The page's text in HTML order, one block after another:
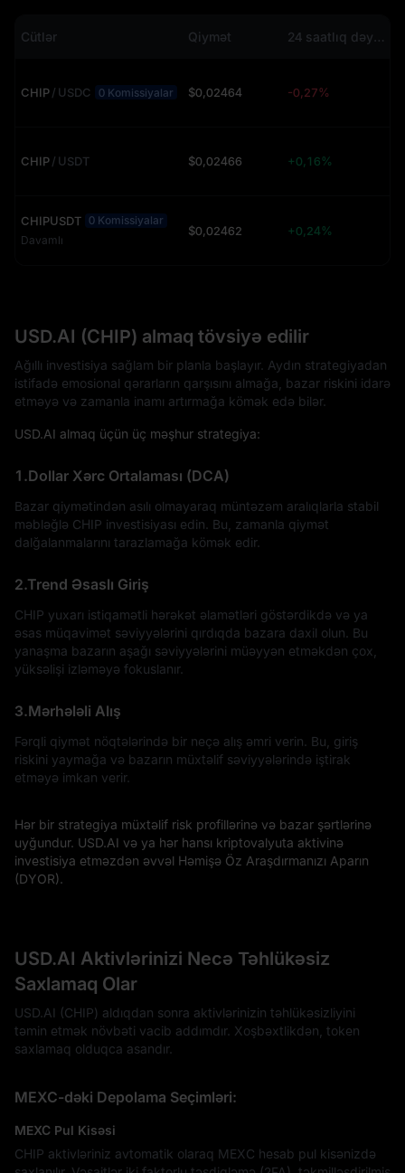
Cütlər Qiymət 24 saatlıq dəyişiklik
CHIP/ USDC 0 Komissiyalar $0,02464 -0,27%
CHIP/ USDT $0,02466 +0,16%
CHIPUSDT 0 Komissiyalar
Davamlı
$0,02462 +0,24%
USD.AI (CHIP) almaq tövsiyə edilir
Ağıllı investisiya sağlam bir planla başlayır. Aydın strategiyadan
istifadə emosional qərarların qarşısını almağa, bazar riskini idarə
etməyə və zamanla inamı artırmağa kömək edə bilər.
USD.AI almaq üçün üç məşhur strategiya:
1.Dollar Xərc Ortalaması (DCA)
Bazar qiymətindən asılı olmayaraq müntəzəm aralıqlarla stabil
məbləğlə CHIP investisiyası edin. Bu, zamanla qiymət
dalğalanmalarını tarazlamağa kömək edir.
2.Trend Əsaslı Giriş
CHIP yuxarı istiqamətli hərəkət əlamətləri göstərdikdə və ya
əsas müqavimət səviyyələrini qırdıqda bazara daxil olun. Bu
yanaşma bazarın aşağı səviyyələrini müəyyən etməkdən çox,
yüksəlişi izləməyə fokuslanır.
3.Mərhələli Alış
Fərqli qiymət nöqtələrində bir neçə alış əmri verin. Bu, giriş
riskini yaymağa və bazarın müxtəlif səviyyələrində iştirak
etməyə imkan verir.
Hər bir strategiya müxtəlif risk profillərinə və bazar şərtlərinə
uyğundur. USD.AI və ya hər hansı kriptovalyuta aktivinə
investisiya etməzdən əvvəl Həmişə Öz Araşdırmanızı Aparın
(DYOR).
USD.AI Aktivlərinizi Necə Təhlükəsiz
Saxlamaq Olar
USD.AI (CHIP) aldıqdan sonra aktivlərinizin təhlükəsizliyini
təmin etmək növbəti vacib addımdır. Xoşbəxtlikdən, token
saxlamaq olduqca asandır.
MEXC-dəki Depolama Seçimləri:
MEXC Pul Kisəsi
CHIP aktivləriniz avtomatik olaraq MEXC hesab pul kisənizdə